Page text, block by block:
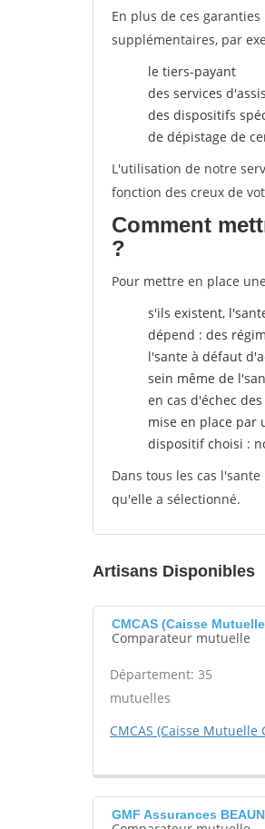
En plus de ces
supplémentaires, par
le tiers-payant
des services
des dispositifs
de dépistage de
L'utilisation de notre
fonction des creux de
Comment
?
Pour mettre en place
s'ils existent,
dépend : des
l'sante à défaut
sein même de
en cas d'échec
mise en place par
dispositif choisi :
Dans tous les cas
qu'elle a sélectionné.
Artisans Disponibles
CMCAS (Caisse
Comparateur mutuelle
Département: 35
mutuelles
CMCAS (Caisse
GMF Assurances